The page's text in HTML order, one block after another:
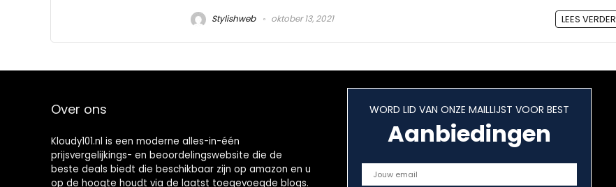
Stylishweb oktober 13, 2021 LEES VERDER
Over ons
Kloudy101.nl is een moderne alles-in-één
prijsvergelijkings- en beoordelingswebsite die de
beste deals biedt die beschikbaar zijn op amazon en u
op de hoogte houdt via de laatst toegevoegde blogs.
WORD LID VAN ONZE MAILLIJST VOOR BEST
Aanbiedingen